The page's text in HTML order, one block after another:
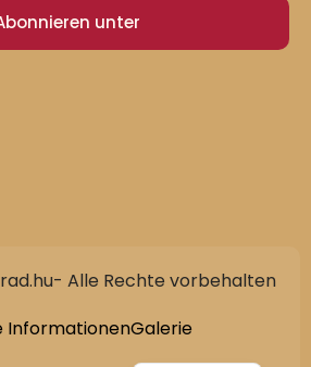
unter
Alle Rechte vorbehalten
InformationenGalerieEnglish
Slovak